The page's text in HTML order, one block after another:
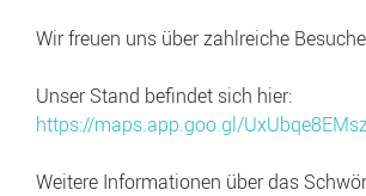
Wir freuen uns über zahlreiche
Unser Stand befindet sich hier:
https://maps.app.goo.gl/
Weitere Informationen über das